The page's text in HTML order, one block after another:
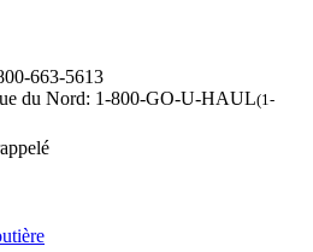
663-5613
du Nord: 1-800-GO-U-HAUL(1-